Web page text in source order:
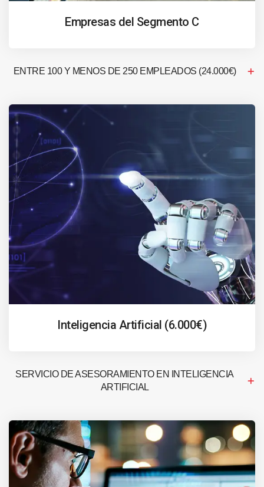
Empresas del Segmento C
ENTRE 100 Y MENOS DE 250 EMPLEADOS (24.000€)
Inteligencia Artificial (6.000€)
SERVICIO DE ASESORAMIENTO EN INTELIGENCIA
ARTIFICIAL